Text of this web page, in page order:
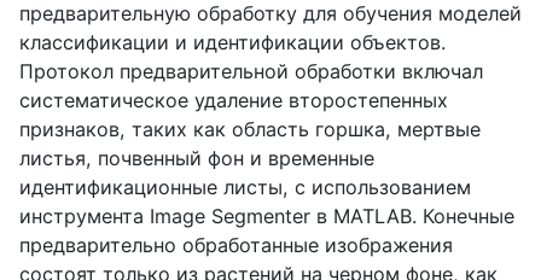
предварительную обработку для обучения моделей
классификации и идентификации объектов.
Протокол предварительной обработки включал
систематическое удаление второстепенных
признаков, таких как область горшка, мертвые
листья, почвенный фон и временные
идентификационные листы, с использованием
инструмента Image Segmenter в MATLAB. Конечные
предварительно обработанные изображения
состоят только из растений на черном фоне, как